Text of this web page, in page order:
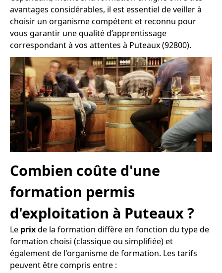
avantages considérables, il est essentiel de veiller à
choisir un organisme compétent et reconnu pour
vous garantir une qualité d’apprentissage
correspondant à vos attentes à Puteaux (92800).
Combien coûte d'une
formation permis
d'exploitation à Puteaux ?
Le prixde la formation diffère en fonction du type de
formation choisi (classique ou simplifiée) et
également de l'organisme de formation. Les tarifs
peuvent être compris entre :